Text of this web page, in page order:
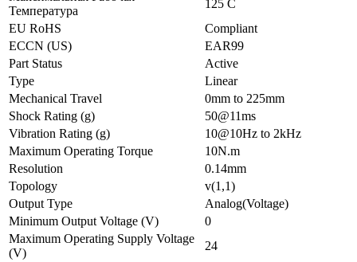
Температура
125 C
EU RoHS
Compliant
ECCN (US)
EAR99
Part Status
Active
Type
Linear
Mechanical Travel
0mm to 225mm
Shock Rating (g)
50@11ms
Vibration Rating (g)
10@10Hz to 2kHz
Maximum Operating Torque
10N.m
Resolution
0.14mm
Topology
v(1,1)
Output Type
Analog(Voltage)
Minimum Output Voltage (V)
0
Maximum Operating Supply Voltage
(V)
24